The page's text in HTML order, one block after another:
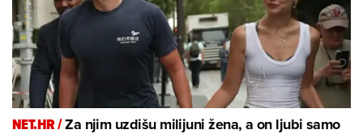
NET.HR /Za njim uzdišu milijuni žena, a on ljubi samo